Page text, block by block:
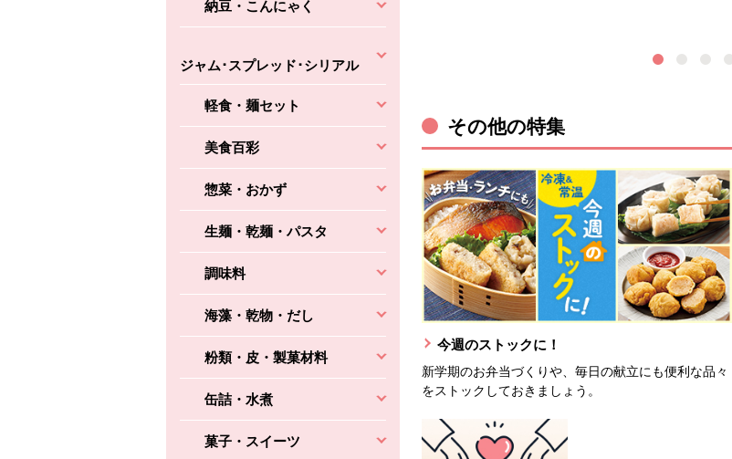
納豆・こんにゃく
ジャム･スプレッド･シリアル
軽食・麺セット
美食百彩
惣菜・おかず
生麺・乾麺・パスタ
調味料
海藻・乾物・だし
粉類・皮・製菓材料
缶詰・水煮
菓子・スイーツ
その他の特集
今週のストックに！
新学期のお弁当づくりや、毎日の献立にも便利な品々
をストックしておきましょう。